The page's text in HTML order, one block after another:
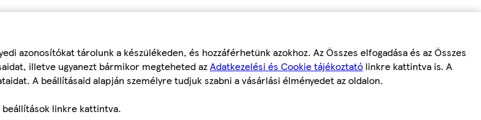
azonosítókat tárolunk a készülékeden, és hozzáférhetünk azokhoz. Az Összes elfogadása és az Összes
illetve ugyanezt bármikor megteheted azAdatkezelési és Cookie tájékoztató linkre kattintva is. A
A beállításaid alapján személyre tudjuk szabni a vásárlási élményedet az oldalon.
linkre kattintva.